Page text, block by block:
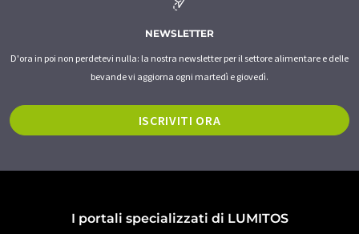
NEWSLETTER
D'ora in poi non perdetevi nulla: la nostra newsletter per il settore alimentare e delle
bevande vi aggiorna ogni martedì e giovedì.
ISCRIVITI ORA
I portali specializzati di LUMITOS